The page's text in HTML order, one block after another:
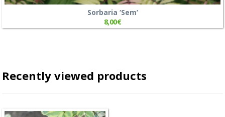
Sorbaria ‘Sem’
8,00€
Recently viewed products